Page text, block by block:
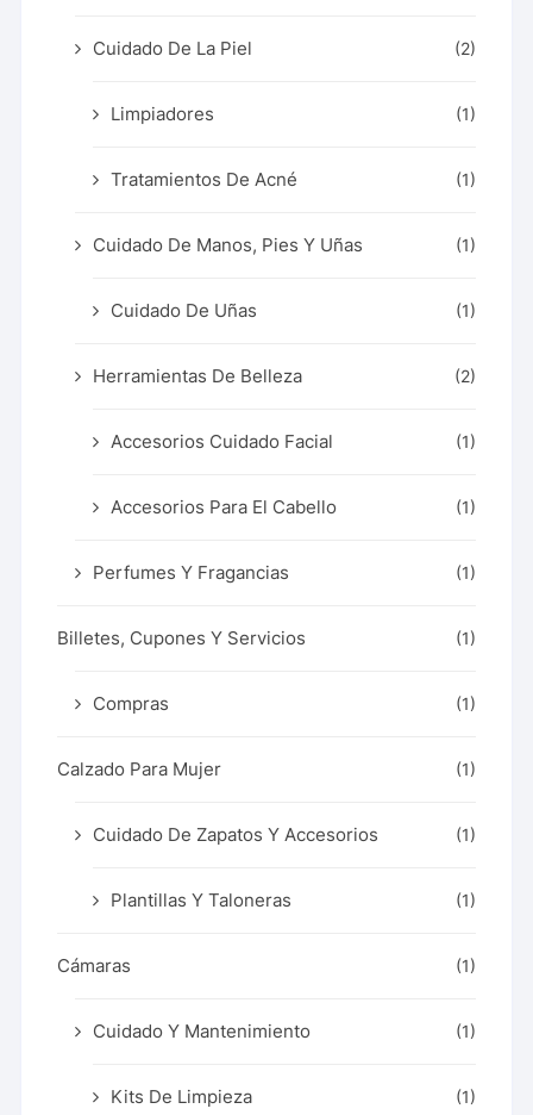
Cuidado De La Piel (2)
Limpiadores (1)
Tratamientos De Acné (1)
Cuidado De Manos, Pies Y Uñas (1)
Cuidado De Uñas (1)
Herramientas De Belleza (2)
Accesorios Cuidado Facial (1)
Accesorios Para El Cabello (1)
Perfumes Y Fragancias (1)
Billetes, Cupones Y Servicios (1)
Compras (1)
Calzado Para Mujer (1)
Cuidado De Zapatos Y Accesorios (1)
Plantillas Y Taloneras (1)
Cámaras (1)
Cuidado Y Mantenimiento (1)
Kits De Limpieza (1)